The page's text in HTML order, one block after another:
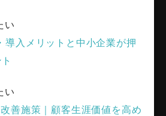
い
導入メリットと中小企業が押
い
善施策｜顧客生涯価値を高め